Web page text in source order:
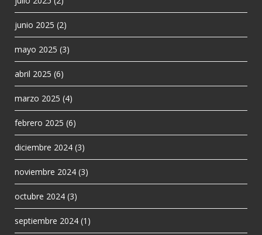
junio 2025 (2)
mayo 2025 (3)
abril 2025 (6)
marzo 2025 (4)
febrero 2025 (6)
diciembre 2024 (3)
noviembre 2024 (3)
octubre 2024 (3)
septiembre 2024 (1)